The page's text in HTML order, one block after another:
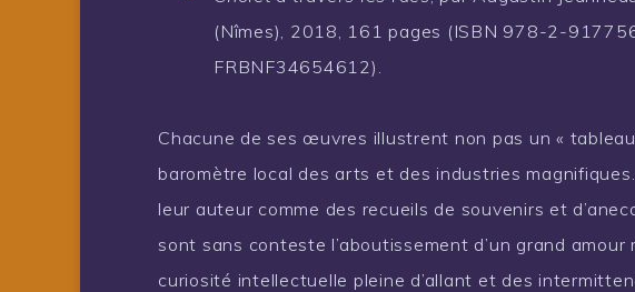
(Nîmes), 2018, 161 pages (ISBN 978-2-
FRBNF34654612).
Chacune de ses œuvres illustrent non pas un «
baromètre local des arts et des industries
leur auteur comme des recueils de souvenirs et
sont sans conteste l’aboutissement d’un grand amour
curiosité intellectuelle pleine d’allant et des